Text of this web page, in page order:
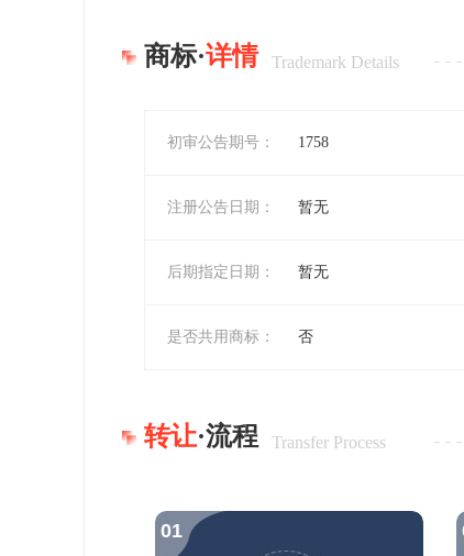
商标·详情 Trademark Details
初审公告期号： 1758
注册公告日期： 暂无
后期指定日期： 暂无
是否共用商标： 否
转让·流程 Transfer Process